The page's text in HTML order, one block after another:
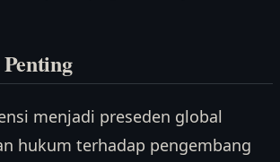
menjadi preseden global
hukum terhadap pengembang